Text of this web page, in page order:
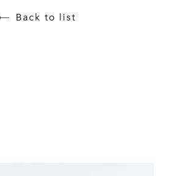
Back to list